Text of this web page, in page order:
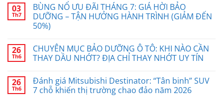
03
Th7
BÙNG NỔ ƯU ĐÃI THÁNG 7: GIÁ HỜI BẢO
DƯỠNG – TẬN HƯỞNG HÀNH TRÌNH (GIẢM ĐẾN
50%)
26
Th6
CHUYÊN MỤC BẢO DƯỠNG Ô TÔ: KHI NÀO CẦN
THAY DẦU NHỚT? ĐỊA CHỈ THAY NHỚT UY TÍN
26
Th6
Đánh giá Mitsubishi Destinator: “Tân binh” SUV
7 chỗ khiến thị trường chao đảo năm 2026